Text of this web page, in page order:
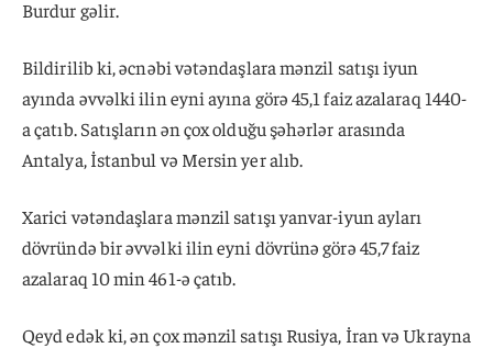
Burdur gəlir.
Bildirilib ki, əcnəbi vətəndaşlara mənzil satışı iyun
ayında əvvəlki ilin eyni ayına görə 45,1 faiz azalaraq 1440-
a çatıb. Satışların ən çox olduğu şəhərlər arasında
Antalya, İstanbul və Mersin yer alıb.
Xarici vətəndaşlara mənzil satışı yanvar-iyun ayları
dövründə bir əvvəlki ilin eyni dövrünə görə 45,7 faiz
azalaraq 10 min 461-ə çatıb.
Qeyd edək ki, ən çox mənzil satışı Rusiya, İran və Ukrayna